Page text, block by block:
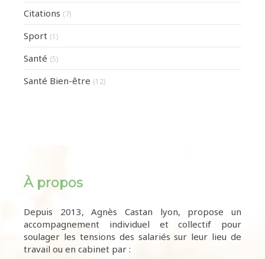
Citations (7)
Sport (1)
Santé (5)
Santé Bien-être (12)
À propos
Depuis 2013, Agnès Castan lyon, propose un
accompagnement individuel et collectif pour
soulager les tensions des salariés sur leur lieu de
travail ou en cabinet par :